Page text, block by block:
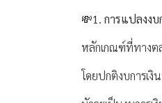
💸1. การแปลงง
หลักเกณฑ์ที่ทาง
โดยปกติงบการเ